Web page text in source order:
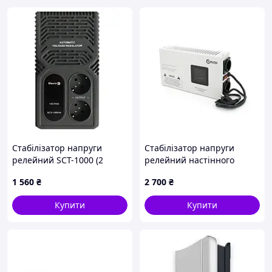
Стабілізатор напруги
релейний SCT-1000 (2
1 560 ₴
Купити
Стабілізатор напруги
релейний настінного
2000SBR
2 700 ₴
Купити